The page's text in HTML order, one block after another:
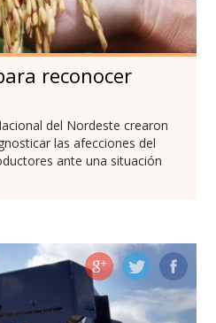
reconocer
del Nordeste crearon
las afecciones del
ante una situación